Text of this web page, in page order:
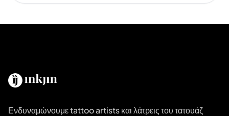
Ενδυναμώνουμε tattoo artists και λάτρεις του τατουάζ